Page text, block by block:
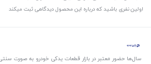
اولین نفری باشید که درباره این محصول دیدگاهی ثبت میکند
سال‌ها حضور معتبر در بازار قطعات یدکی خودرو به صورت